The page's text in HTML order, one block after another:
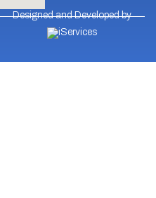
Designed and Developed by